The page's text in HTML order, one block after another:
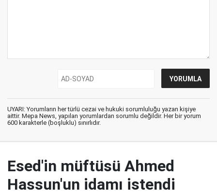
UYARI: Yorumların her türlü cezai ve hukuki sorumluluğu yazan kişiye
aittir. Mepa News, yapılan yorumlardan sorumlu değildir. Her bir yorum
600 karakterle (boşluklu) sınırlıdır.
Esed'in müftüsü Ahmed
Hassun'un idamı istendi